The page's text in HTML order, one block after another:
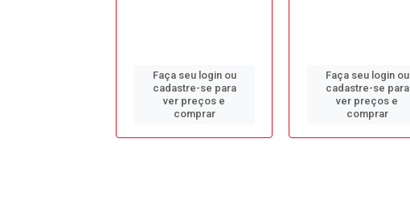
Faça seu login ou
cadastre-se para
ver preços e
comprar
Faça seu login ou
cadastre-se para
ver preços e
comprar